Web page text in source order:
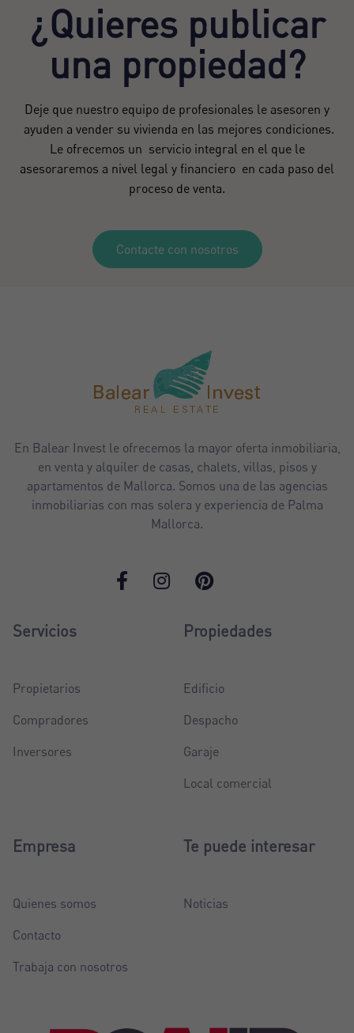
¿Quieres publicar
una propiedad?
Deje que nuestro equipo de profesionales le asesoren y
ayuden a vender su vivienda en las mejores condiciones.
Le ofrecemos un servicio integral en el que le
asesoraremos a nivel legal y financiero en cada paso del
proceso de venta.
Contacte con nosotros
En Balear Invest le ofrecemos la mayor oferta inmobiliaria,
en venta y alquiler de casas, chalets, villas, pisos y
apartamentos de Mallorca. Somos una de las agencias
inmobiliarias con mas solera y experiencia de Palma
Mallorca.
Servicios
Propietarios
Compradores
Inversores
Propiedades
Edificio
Despacho
Garaje
Local comercial
Empresa
Quienes somos
Contacto
Trabaja con nosotros
Te puede interesar
Noticias